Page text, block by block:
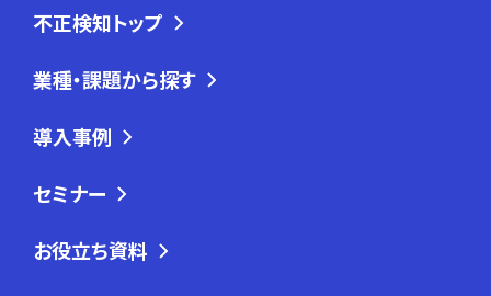
不正検知トップ
業種・課題から探す
導入事例
セミナー
お役立ち資料